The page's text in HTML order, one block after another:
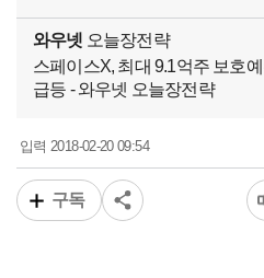
와우넷 오늘장전략
스페이스X, 최대 9.1억주 보호
급등 - 와우넷 오늘장전략
입력2018-02-20 09:54
구독